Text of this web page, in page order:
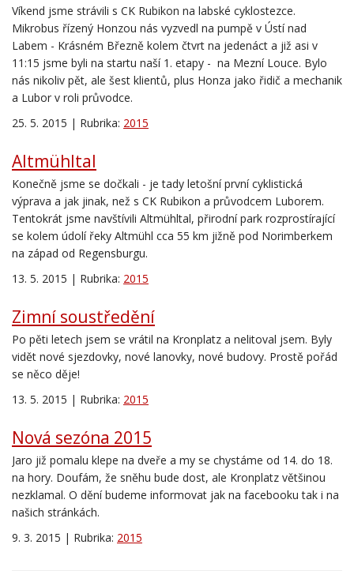
Víkend jsme strávili s CK Rubikon na labské cyklostezce.
Mikrobus řízený Honzou nás vyzvedl na pumpě v Ústí nad
Labem - Krásném Březně kolem čtvrt na jedenáct a již asi v
11:15 jsme byli na startu naší 1. etapy - na Mezní Louce. Bylo
nás nikoliv pět, ale šest klientů, plus Honza jako řidič a mechanik
a Lubor v roli průvodce.
25. 5. 2015 | Rubrika: 2015
Altmühltal
Konečně jsme se dočkali - je tady letošní první cyklistická
výprava a jak jinak, než s CK Rubikon a průvodcem Luborem.
Tentokrát jsme navštívili Altmühltal, přirodní park rozprostírající
se kolem údolí řeky Altmühl cca 55 km jižně pod Norimberkem
na západ od Regensburgu.
13. 5. 2015 | Rubrika: 2015
Zimní soustředění
Po pěti letech jsem se vrátil na Kronplatz a nelitoval jsem. Byly
vidět nové sjezdovky, nové lanovky, nové budovy. Prostě pořád
se něco děje!
13. 5. 2015 | Rubrika: 2015
Nová sezóna 2015
Jaro již pomalu klepe na dveře a my se chystáme od 14. do 18.
na hory. Doufám, že sněhu bude dost, ale Kronplatz většinou
nezklamal. O dění budeme informovat jak na facebooku tak i na
našich stránkách.
9. 3. 2015 | Rubrika: 2015